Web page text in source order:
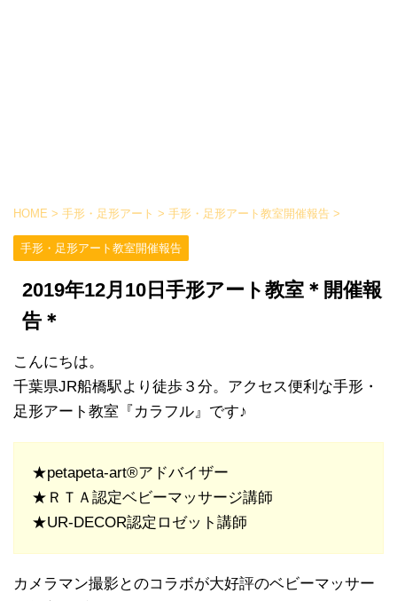
HOME > 手形・足形アート > 手形・足形アート教室開催報告 >
手形・足形アート教室開催報告
2019年12月10日手形アート教室＊開催報
告＊
こんにちは。
千葉県JR船橋駅より徒歩３分。アクセス便利な手形・
足形アート教室『カラフル』です♪
★petapeta-art®アドバイザー
★ＲＴＡ認定ベビーマッサージ講師
★UR-DECOR認定ロゼット講師
カメラマン撮影とのコラボが大好評のベビーマッサー